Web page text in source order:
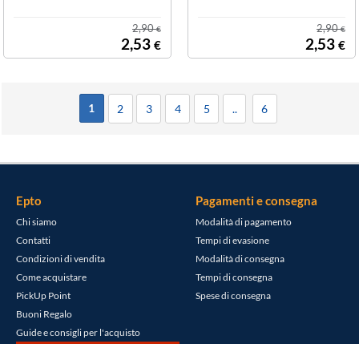
2,90€
2,53 €
2,90€
2,53 €
1 2 3 4 5 .. 6
Epto
Chi siamo
Contatti
Condizioni di vendita
Come acquistare
PickUp Point
Buoni Regalo
Guide e consigli per l'acquisto
Pagamenti e consegna
Modalità di pagamento
Tempi di evasione
Modalità di consegna
Tempi di consegna
Spese di consegna